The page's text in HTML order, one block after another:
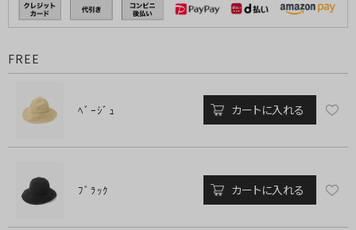
FREE
ﾍﾞｰｼﾞｭ カートに入れる
ﾌﾞﾗｯｸ カートに入れる